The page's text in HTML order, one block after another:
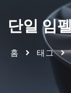
단일 임
홈 태그